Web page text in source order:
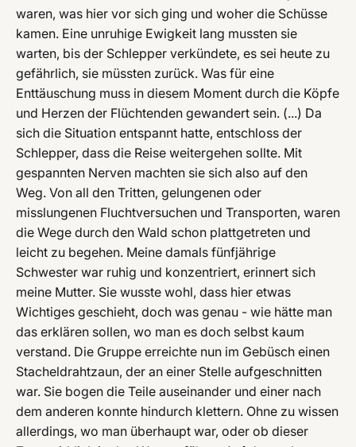
waren, was hier vor sich ging und woher die Schüsse
kamen. Eine unruhige Ewigkeit lang mussten sie
warten, bis der Schlepper verkündete, es sei heute zu
gefährlich, sie müssten zurück. Was für eine
Enttäuschung muss in diesem Moment durch die Köpfe
und Herzen der Flüchtenden gewandert sein. (...) Da
sich die Situation entspannt hatte, entschloss der
Schlepper, dass die Reise weitergehen sollte. Mit
gespannten Nerven machten sie sich also auf den
Weg. Von all den Tritten, gelungenen oder
misslungenen Fluchtversuchen und Transporten, waren
die Wege durch den Wald schon plattgetreten und
leicht zu begehen. Meine damals fünfjährige
Schwester war ruhig und konzentriert, erinnert sich
meine Mutter. Sie wusste wohl, dass hier etwas
Wichtiges geschieht, doch was genau - wie hätte man
das erklären sollen, wo man es doch selbst kaum
verstand. Die Gruppe erreichte nun im Gebüsch einen
Stacheldrahtzaun, der an einer Stelle aufgeschnitten
war. Sie bogen die Teile auseinander und einer nach
dem anderen konnte hindurch klettern. Ohne zu wissen
allerdings, wo man überhaupt war, oder ob dieser